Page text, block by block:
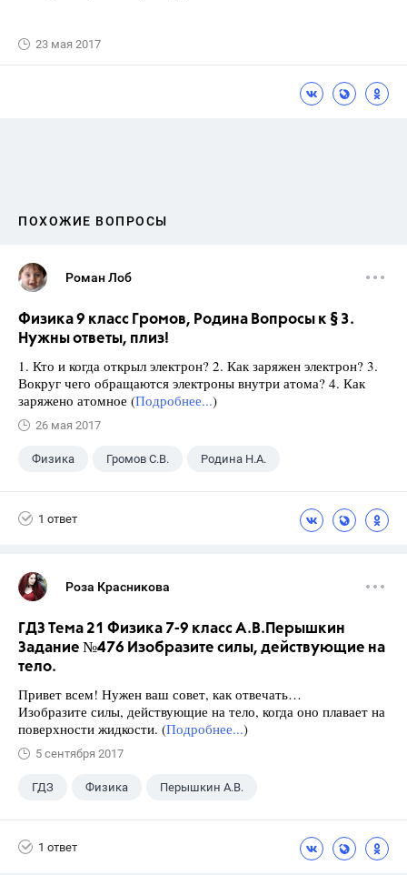
23 мая 2017
ПОХОЖИЕ ВОПРОСЫ
Роман Лоб
Физика 9 класс Громов, Родина Вопросы к § 3.
Нужны ответы, плиз!
1. Кто и когда открыл электрон? 2. Как заряжен электрон? 3.
Вокруг чего обращаются электроны внутри атома? 4. Как
заряжено атомное (Подробнее...)
26 мая 2017
Физика Громов С.В. Родина Н.А.
1 ответ
Роза Красникова
ГДЗ Тема 21 Физика 7-9 класс А.В.Перышкин
Задание №476 Изобразите силы, действующие на
тело.
Привет всем! Нужен ваш совет, как отвечать…
Изобразите силы, действующие на тело, когда оно плавает на
поверхности жидкости. (Подробнее...)
5 сентября 2017
ГДЗ Физика Перышкин А.В.
1 ответ